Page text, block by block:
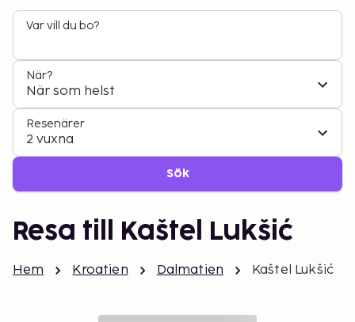
Var vill du bo?
När?
När som helst
Resenärer
2 vuxna
Sök
Resa till Kaštel Lukšić
Hem Kroatien Dalmatien Kaštel Lukšić